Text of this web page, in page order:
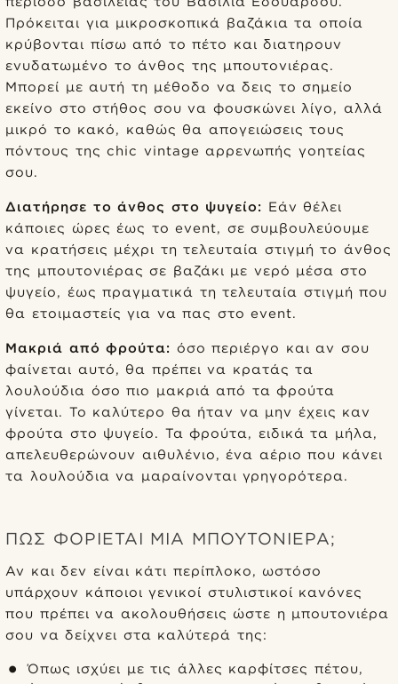
Πρόκειται για μικροσκοπικά βαζάκια τα οποία
κρύβονται πίσω από το πέτο και διατηρουν
ενυδατωμένο το άνθος της μπουτονιέρας.
Μπορεί με αυτή τη μέθοδο να δεις το σημείο
εκείνο στο στήθος σου να φουσκώνει λίγο, αλλά
μικρό το κακό, καθώς θα απογειώσεις τους
πόντους της chic vintage αρρενωπής γοητείας
σου.
Διατήρησε το άνθος στο ψυγείο: Εάν θέλει
κάποιες ώρες έως το event, σε συμβουλεύουμε
να κρατήσεις μέχρι τη τελευταία στιγμή το άνθος
της μπουτονιέρας σε βαζάκι με νερό μέσα στο
ψυγείο, έως πραγματικά τη τελευταία στιγμή που
θα ετοιμαστείς για να πας στο event.
Μακριά από φρούτα: όσο περιέργο και αν σου
φαίνεται αυτό, θα πρέπει να κρατάς τα
λουλούδια όσο πιο μακριά από τα φρούτα
γίνεται. Το καλύτερο θα ήταν να μην έχεις καν
φρούτα στο ψυγείο. Τα φρούτα, ειδικά τα μήλα,
απελευθερώνουν αιθυλένιο, ένα αέριο που κάνει
τα λουλούδια να μαραίνονται γρηγορότερα.
ΠΏΣ ΦΟΡΙΈΤΑΙ ΜΙΑ ΜΠΟΥΤΟΝΙΈΡΑ;
Αν και δεν είναι κάτι περίπλοκο, ωστόσο
υπάρχουν κάποιοι γενικοί στυλιστικοί κανόνες
που πρέπει να ακολουθήσεις ώστε η μπουτονιέρα
σου να δείχνει στα καλύτερά της:
Όπως ισχύει με τις άλλες καρφίτσες πέτου,